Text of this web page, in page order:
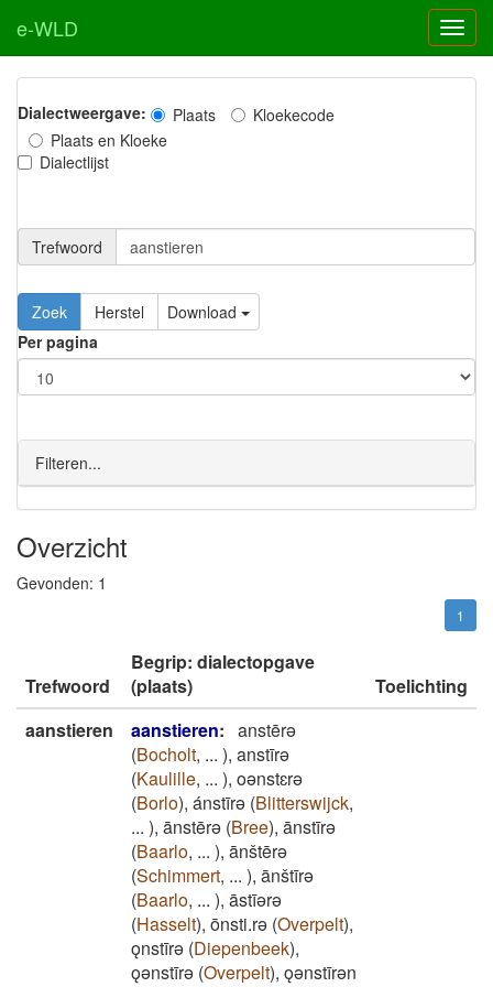
e-WLD
Dialectweergave: Plaats
Kloekecode
Plaats en Kloeke
Dialectlijst
Trefwoord
Download
Per pagina
Filteren...
Overzicht
Gevonden: 1
1
Trefwoord
Begrip: dialectopgave
(plaats)
Toelichting
aanstieren
aanstieren: anstērǝ
(Bocholt, ... ), anstīrǝ
(Kaulille, ... ), oǝnstɛrǝ
(Borlo), ánstīrǝ (Blitterswijck,
... ), ānstērǝ (Bree), ānstīrǝ
(Baarlo, ... ), ānštērǝ
(Schimmert, ... ), ānštīrǝ
(Baarlo, ... ), āstīǝrǝ
(Hasselt), ōnsti.rǝ (Overpelt),
ǫnstīrǝ (Diepenbeek),
ǫǝnstīrǝ (Overpelt), ǫǝnstīrǝn